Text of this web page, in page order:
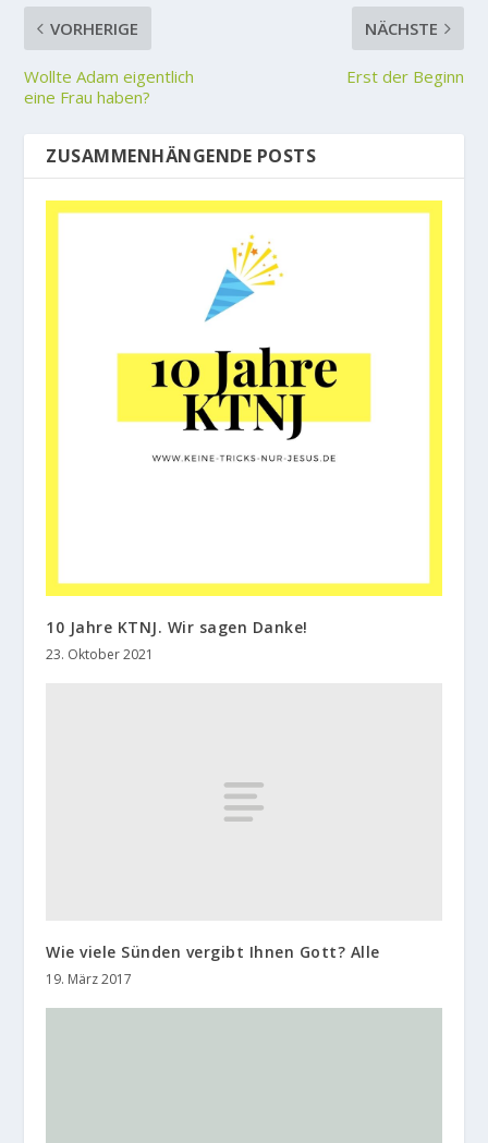
VORHERIGE
Wollte Adam eigentlich
eine Frau haben?
NÄCHSTE
Erst der Beginn
ZUSAMMENHÄNGENDE POSTS
10 Jahre KTNJ. Wir sagen Danke!
23. Oktober 2021
Wie viele Sünden vergibt Ihnen Gott? Alle
19. März 2017